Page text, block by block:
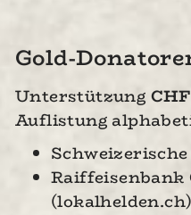
Gold-
Unterstützung
Auflistung
Raiffeisenbank